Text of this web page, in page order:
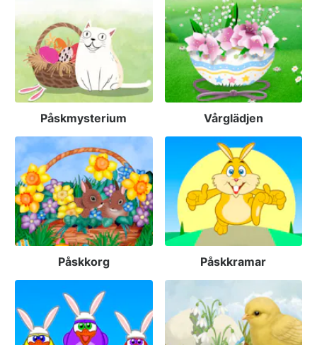
Påskmysterium Vårglädjen
Påskkorg Påskkramar